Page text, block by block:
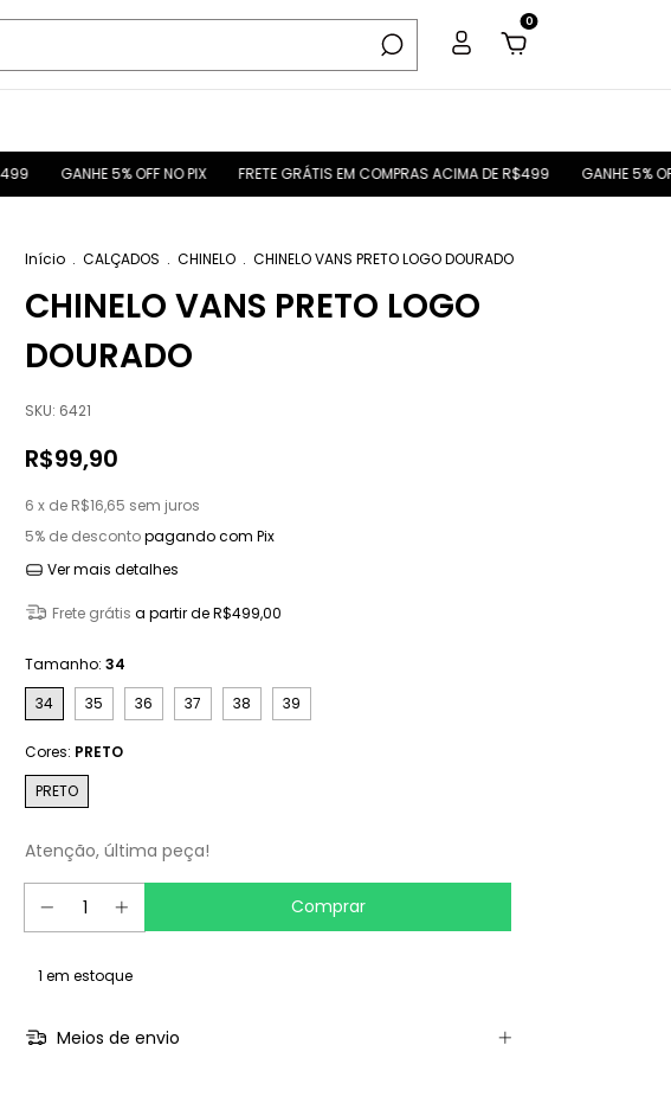
0
5% OFF NO PIX FRETE GRÁTIS EM COMPRAS ACIMA DE R$499 GANHE 5% OFF NO PIX
Início . CALÇADOS . CHINELO . CHINELO VANS PRETO LOGO DOURADO
CHINELO VANS PRETO LOGO
DOURADO
SKU: 6421
R$99,90
6 x de R$16,65 sem juros
5% de descontopagando com Pix
Ver mais detalhes
Frete grátis a partir deR$499,00
Tamanho: 34
34
35 36 37 38 39
Cores: PRETO
PRETO
Atenção, última peça!
1 em estoque
Meios de envio